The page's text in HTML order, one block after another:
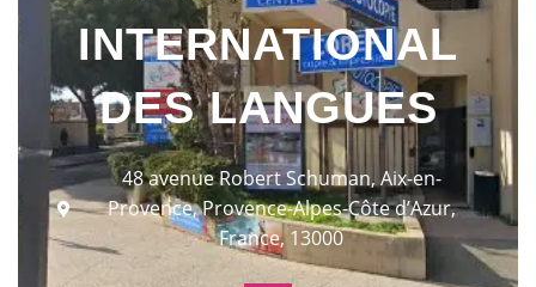
INTERNATIONAL
DES LANGUES
48 avenue Robert Schuman, Aix-en-
Provence, Provence-Alpes-Côte d’Azur,
France, 13000